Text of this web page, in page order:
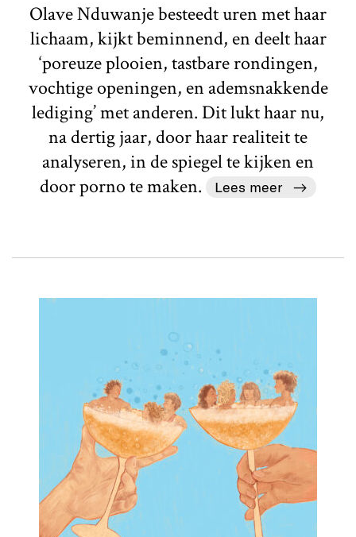
Olave Nduwanje besteedt uren met haar
lichaam, kijkt beminnend, en deelt haar
‘poreuze plooien, tastbare rondingen,
vochtige openingen, en ademsnakkende
lediging’ met anderen. Dit lukt haar nu,
na dertig jaar, door haar realiteit te
analyseren, in de spiegel te kijken en
door porno te maken.
Lees meer